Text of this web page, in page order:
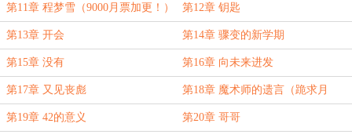
更！）
第11章 程梦雪（9000月票加更！） 第12章 钥匙
第13章 开会 第14章 骤变的新学期
第15章 没有 第16章 向未来进发
第17章 又见丧彪 第18章 魔术师的遗言（跪求月
票！）
第19章 42的意义 第20章 哥哥